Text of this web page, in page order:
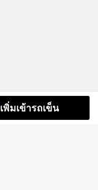
เพิ่มเข้ารถเข็น